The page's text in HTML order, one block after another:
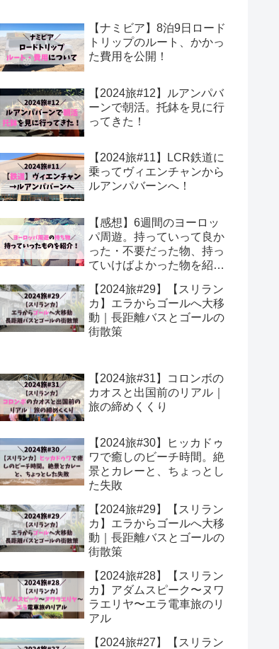
【ナミビア】8泊9日ロード
トリップのルート、かかっ
た費用を公開！
【2024旅#12】ルアンパバ
ーンで朝活。托鉢を見に行
ってきた！
【2024旅#11】LCR鉄道に
乗ってヴィエンチャンから
ルアンパバーンへ！
【感想】6週間のヨーロッ
パ周遊。持っていって良か
った・不要だった物、持っ
ていけばよかった物を紹
【2024旅#29】【スリラン
カ】エラからゴールへ大移
動｜長距離バスとゴールの
街散策
【2024旅#31】コロンボの
カオスと出国前のリアル｜
旅の締めくくり
【2024旅#30】ヒッカドゥ
ワで癒しのビーチ時間。絶
景とカレーと、ちょっとし
た失敗
【2024旅#29】【スリラン
カ】エラからゴールへ大移
動｜長距離バスとゴールの
街散策
【2024旅#28】【スリラン
カ】アダムスピーク〜ヌワ
ラエリヤ〜エラ電車旅のリ
アル
【2024旅#27】【スリラン